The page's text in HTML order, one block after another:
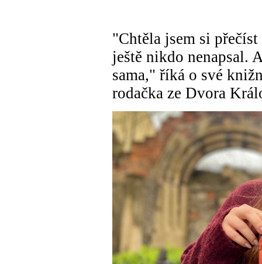
"Chtěla jsem si
ještě nikdo nenapsal.
sama," říká o své
rodačka ze Dvora